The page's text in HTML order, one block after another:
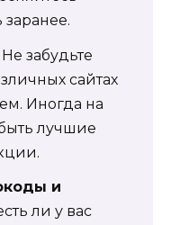
заранее.
Не забудьте
сайтах
Иногда на
лучшие
и
ли у вас